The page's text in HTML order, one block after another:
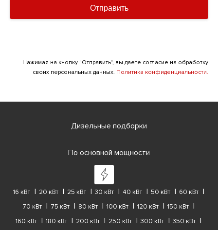
Отправить
Нажимая на кнопку "Отправить", вы даете согласие на обработку
своих персональных данных. Политика конфиденциальности.
Дизельные подборки
По основной мощности
16 кВт 20 кВт 25 кВт 30 кВт 40 кВт 50 кВт
60 кВт
70 кВт
75 кВт 80 кВт 100 кВт 120 кВт
150 кВт
160 кВт
180 кВт 200 кВт 250 кВт 300 кВт
350 кВт